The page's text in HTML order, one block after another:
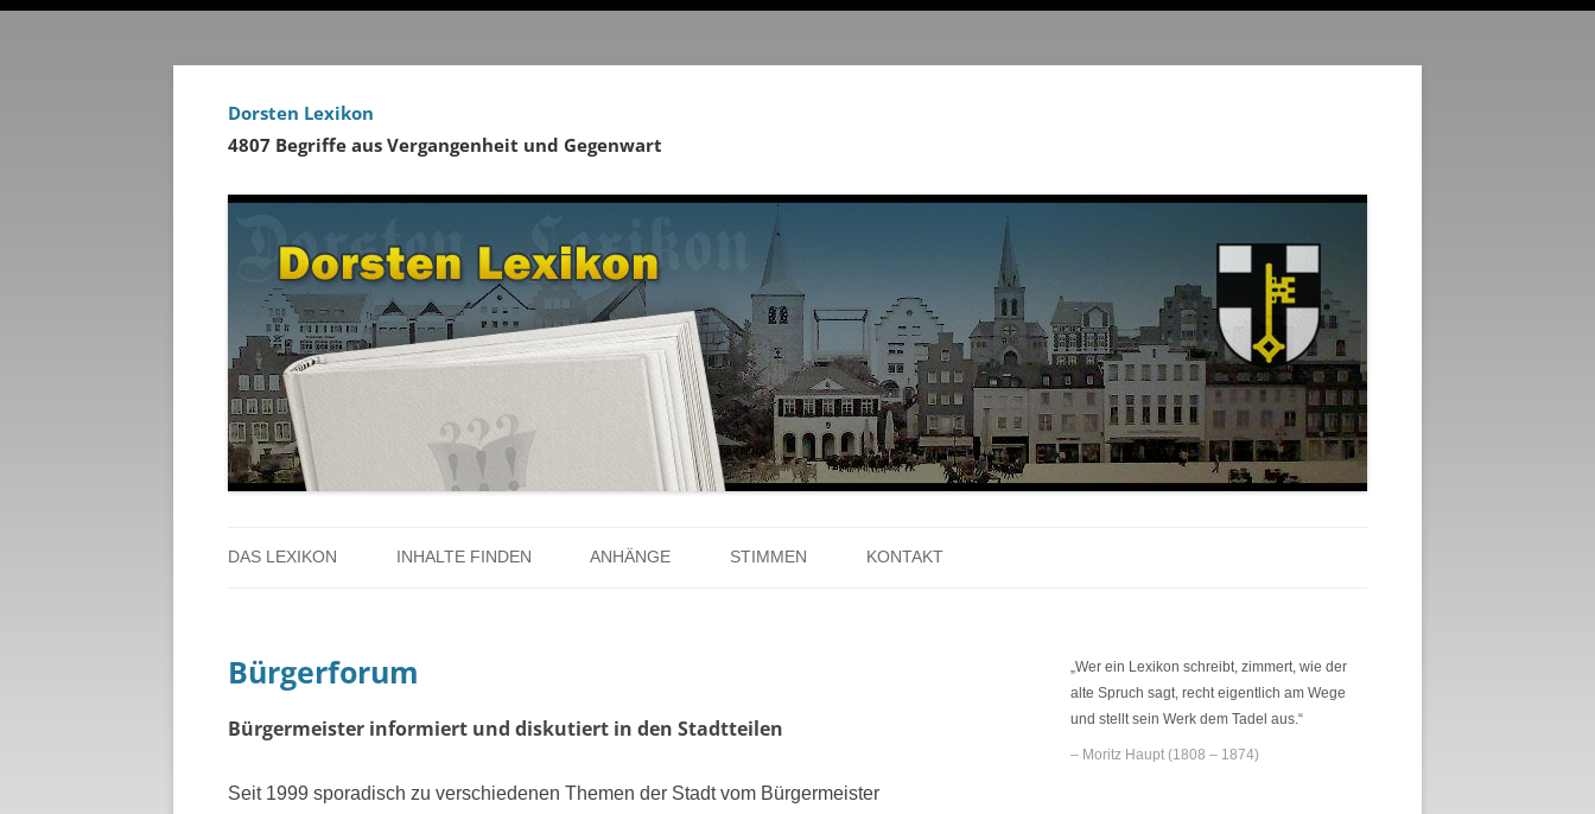
Dorsten Lexikon
4807 Begriffe aus Vergangenheit und Gegenwart
zum
DAS LEXIKON
ÜBER DAS PROJEKT
INHALTE FINDEN
PERSONENREGISTER
RUND UM DIE WELTKRIEGE
ANHÄNGE
LINKS
STIMMEN KONTAKT
Bürgerforum
Bürgermeister informiert und diskutiert in den Stadtteilen
Seit 1999 sporadisch zu verschiedenen Themen der Stadt vom Bürgermeister
„Wer ein Lexikon schreibt, zimmert, wie der
alte Spruch sagt, recht eigentlich am Wege
und stellt sein Werk dem Tadel aus.“
– Moritz Haupt (1808 – 1874)